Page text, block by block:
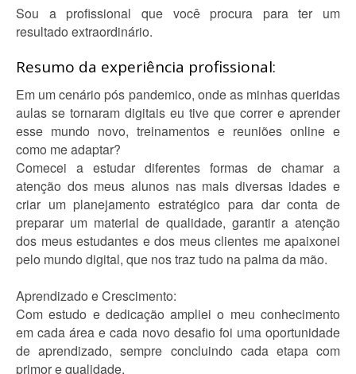
Sou a profissional que você procura para ter um
resultado extraordinário.
Resumo da experiência profissional:
Em um cenário pós pandemico, onde as minhas queridas
aulas se tornaram digitais eu tive que correr e aprender
esse mundo novo, treinamentos e reuniões online e
como me adaptar?
Comecei a estudar diferentes formas de chamar a
atenção dos meus alunos nas mais diversas idades e
criar um planejamento estratégico para dar conta de
preparar um material de qualidade, garantir a atenção
dos meus estudantes e dos meus clientes me apaixonei
pelo mundo digital, que nos traz tudo na palma da mão.
Aprendizado e Crescimento:
Com estudo e dedicação ampliei o meu conhecimento
em cada área e cada novo desafio foi uma oportunidade
de aprendizado, sempre concluindo cada etapa com
primor e qualidade.